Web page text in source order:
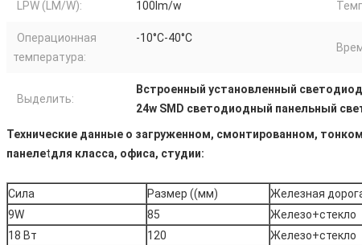
LPW (LM/W): 100lm/w
Операционная
температура:
-10°C-40°C
Выделить:
Встроенный установленный
24w SMD светодиодный панельный
Технические данные о загруженном, смонтированном,
панелеtдля класса, офиса, студии:
Сила Размер ((мм)
Железная
9W
85
Железо+стекло
18 Вт
120
Железо+стекло